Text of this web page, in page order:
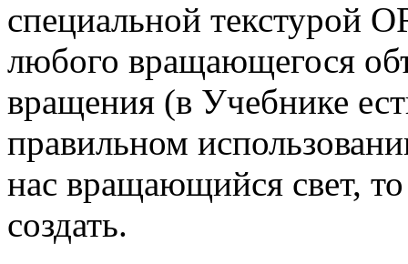
специальной текстурой
любого вращающегося
вращения (в Учебнике
правильном
нас вращающийся свет,
создать.